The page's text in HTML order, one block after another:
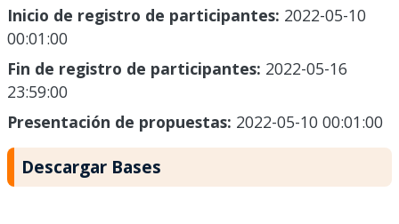
Inicio de registro de participantes: 2022-05-10
00:01:00
Fin de registro de participantes: 2022-05-16
23:59:00
Presentación de propuestas: 2022-05-10 00:01:00
Descargar Bases